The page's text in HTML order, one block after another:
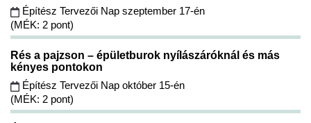
Építész Tervezői Nap szeptember 17-én
(MÉK: 2 pont)
Rés a pajzson – épületburok nyílászáróknál és más
kényes pontokon
Építész Tervezői Nap október 15-én
(MÉK: 2 pont)